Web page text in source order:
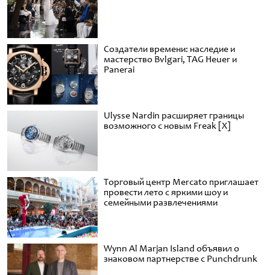
Создатели времени: наследие и
мастерство Bvlgari, TAG Heuer и
Panerai
Ulysse Nardin расширяет границы
возможного с новым Freak [X]
Торговый центр Mercato приглашает
провести лето с яркими шоу и
семейными развлечениями
Wynn Al Marjan Island объявил о
знаковом партнерстве с Punchdrunk